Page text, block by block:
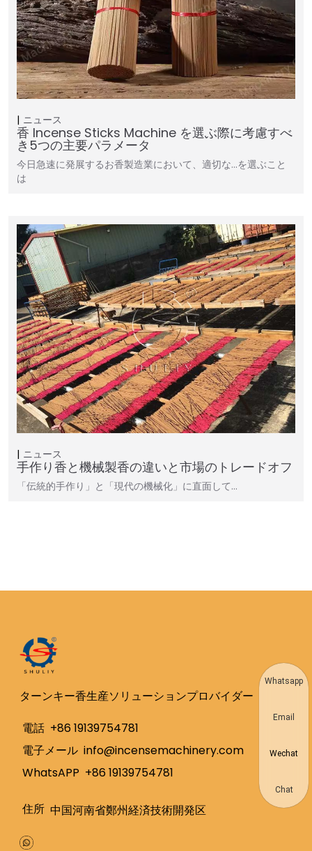
ニュース
香 Incense Sticks Machine を選ぶ際に考慮すべ
き5つの主要パラメータ
今日急速に発展するお香製造業において、適切な…を選ぶこと
は
ニュース
手作り香と機械製香の違いと市場のトレードオフ
「伝統的手作り」と「現代の機械化」に直面して…
ターンキー香生産ソリューションプロバイダー
電話 +86 19139754781
電子メール info@incensemachinery.com
WhatsAPP +86 19139754781
住所 中国河南省鄭州経済技術開発区
Whatsapp
Email
Wechat
Chat